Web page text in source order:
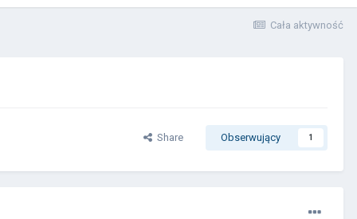
Cała aktywność
Share Obserwujący 1